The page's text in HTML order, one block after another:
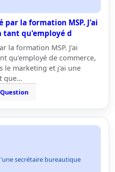
par la formation MSP. J'ai
tant qu'employé d
la formation MSP. J'ai
qu'employé de commerce,
le marketing et j'ai une
que…
secrétaire bureautique